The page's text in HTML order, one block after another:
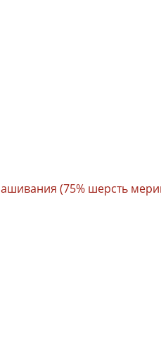
(75% шерсть